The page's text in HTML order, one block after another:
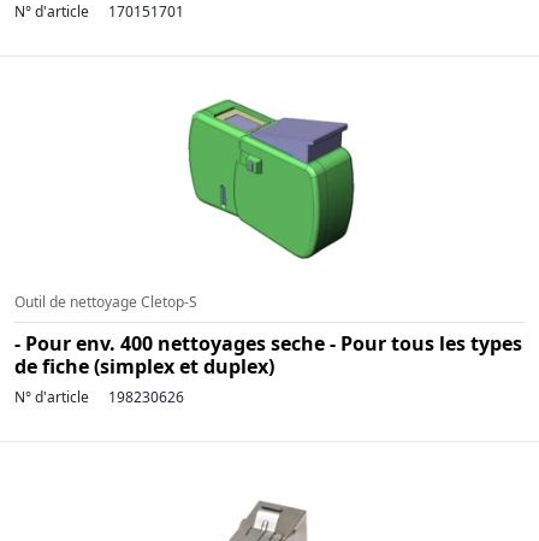
N° d'article 170151701
Outil de nettoyage Cletop-S
- Pour env. 400 nettoyages seche - Pour tous les types
de fiche (simplex et duplex)
N° d'article 198230626